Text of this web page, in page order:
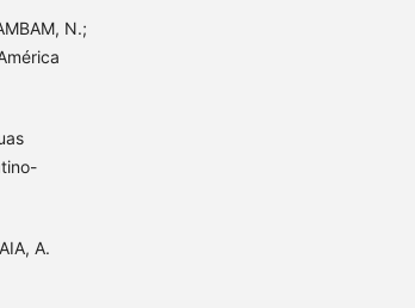
N.;
A.